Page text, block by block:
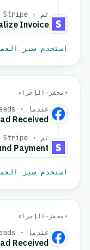
ثم · Stripe
Invoice
استخدم سير
⚡ محفز →الإجراء
عندما · Facebook Leads
Received
ثم · Stripe
Payment
استخدم سير
⚡ محفز →الإجراء
عندما · Facebook Leads
Received